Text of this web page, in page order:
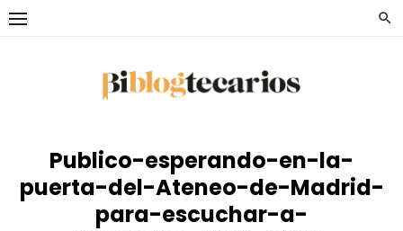
Saltar
Publico-esperando-en-la-
puerta-del-Ateneo-de-Madrid-
para-escuchar-a-